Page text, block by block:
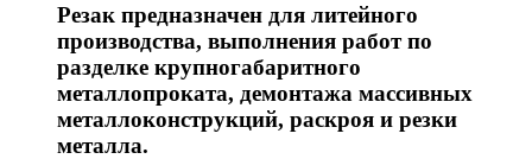
Резак предназначен для литейного
производства, выполнения работ по
разделке крупногабаритного
металлопроката, демонтажа массивных
металлоконструкций, раскроя и резки
металла.